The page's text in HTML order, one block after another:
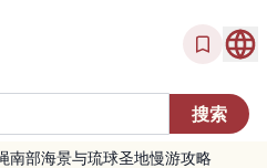
南部海景与琉球圣地慢游攻略